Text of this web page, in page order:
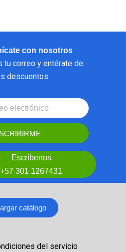
con nosotros
tu correo y entérate de
descuentos
Escríbenos
+57 301 1267431
catálogo
del servicio